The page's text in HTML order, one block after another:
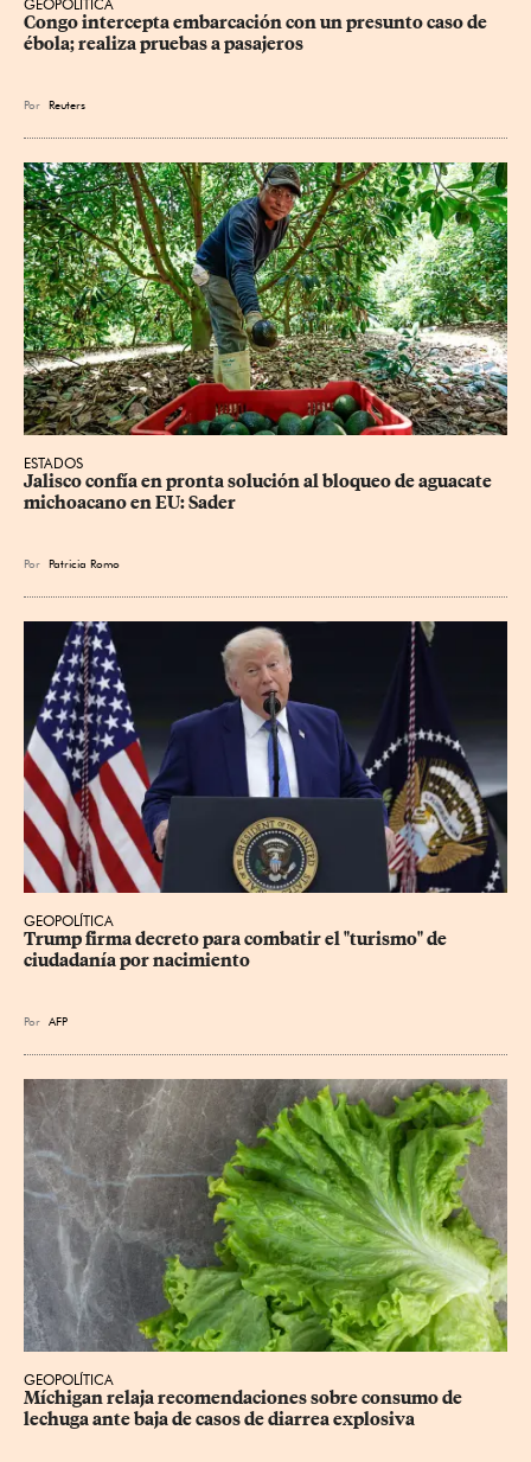
GEOPOLÍTICA
Congo intercepta embarcación con un presunto caso de
ébola; realiza pruebas a pasajeros
Por Reuters
ESTADOS
Jalisco confía en pronta solución al bloqueo de aguacate
michoacano en EU: Sader
Por Patricia Romo
GEOPOLÍTICA
Trump firma decreto para combatir el "turismo" de
ciudadanía por nacimiento
Por AFP
GEOPOLÍTICA
Míchigan relaja recomendaciones sobre consumo de
lechuga ante baja de casos de diarrea explosiva